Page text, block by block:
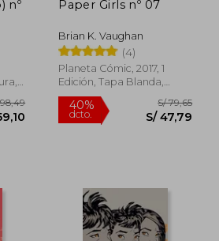
S/ 39,00
nº
Paper Girls nº 07
Brian K. Vaughan
(4)
Planeta Cómic, 2017, 1
Edición, Tapa Blanda,
Nuevo